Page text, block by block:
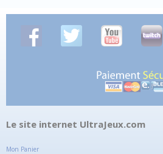
Le site internet UltraJeux.com
Mon Panier